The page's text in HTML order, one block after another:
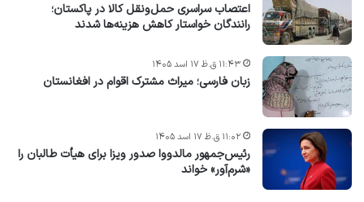
اعتصاب سراسری حمل‌ونقل کالا در پاکستان؛
رانندگان خواستار کاهش هزینه‌ها شدند
زبان فارسی؛ میراث مشترک اقوام در افغانستان
۱۱:۴۳ ق.ظ ۱۷ اسد ۱۴۰۵
رئیس‌جمهور مالدووا صدور ویزا برای هیأت طالبان را
«شرم‌آور» خواند
۱۱:۰۲ ق.ظ ۱۷ اسد ۱۴۰۵